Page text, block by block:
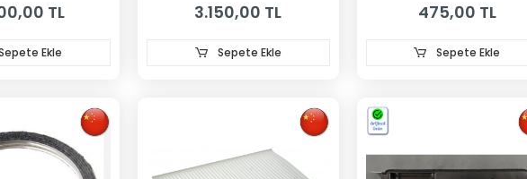
TL
Ekle
3.150,00 TL
Sepete Ekle
475,00 TL
Sepete Ekle